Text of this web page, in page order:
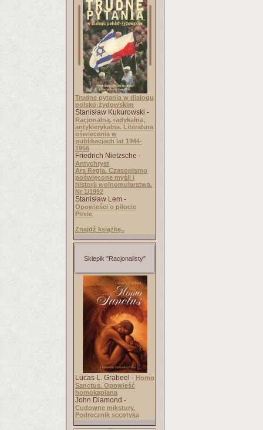
Trudne pytania w dialogu
polsko-żydowskim
Stanisław Kukurowski -
Racjonalna, radykalna,
antyklerykalna. Literatura
oświecenia w
publikacjach lat 1944-
1956
Friedrich Nietzsche -
Antychryst
Ars Regia. Czasopismo
poświęcone myśli i
historii wolnomularstwa.
Nr 1/1992
Stanisław Lem -
Opowieści o pilocie
Pirxie
Znajdź książkę..
Sklepik "Racjonalisty"
Lucas L. Grabeel - Homo
Sanctus. Opowieść
homokapłana
John Diamond -
Cudowne mikstury.
Podręcznik sceptyka